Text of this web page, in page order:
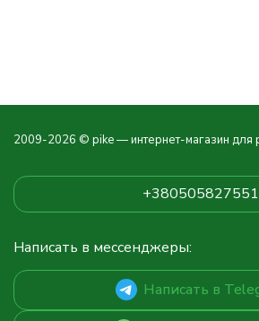
2009-2026 © pike — интернет-магазин для
+380505827551
Написать в мессенджеры:
Написать в